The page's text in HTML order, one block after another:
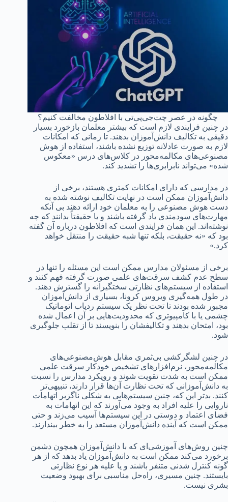
چگونه در عصر چت‌جی‌پی‌تی با افلاطون مخالفت کنیم؟
در چنین فرایندی لازم است که بیشتر معلمان بازخورد بسیار
دقیقی به تکالیف دانش‌آموزان بدهند. تا زمانی که امکانات
لازم به صورت عادلانه توزیع نشده باشند، استفاده از هوش
مصنوعی‌های مکالمه‌محور در کلاس‌های درس «معکوس
شده» می‌تواند نابرابری‌ها را تشدید کند.
در مدارسی که دارای امکانات کمتری هستند، برخی از
دانش‌آموزان ممکن است در نهایت تکالیف نوشته شده به
دست هوش مصنوعی را به معلمان خود ارائه دهند بی آنکه
مهارت‌های سودمندی یاد گرفته باشند و یا حقیقتاً بدانند که چه
نوشته‌اند. این همان فرایندی است که افلاطون درباره آن گفته
بود که «نه حقیقت، بلکه تنها شبه حقیقت را منتقل خواهد
کرد.»
برخی از مسئولان مدارس ممکن است این مسئله را تنها در
سطح عدم کشف سرقت‌های علمی صورت گرفته فهم کنند و
استفاده از سیستم‌های نظارتی سختگیرانه را گسترش دهند.
در طول همه‌گیری ویروس کرونا، بسیاری از دانش‌آموزان
مجبور شده بودند تا تحت نظر یک سیستم ردیاب اتوماتیک
چشمی یا با کامپیوتری که محدودیت‌هایی بر آن اعمال شده
بود، امتحان بدهند و تکالیفشان را بنویسند تا از تقلب جلوگیری
شود.
در چنین لشگرکشی بی‌ثمری مقابل هوش‌مصنوعی‌های
مکالمه‌محور، نرم‌افزار‌های تشخیص خودکار سرقت علمی
ممکن است به شدت تقویت شوند و رویکرد مدارس را نسبت
به دانش‌آموزانی که تحت نظارت آن‌ها قرار دارند، تنبیهی‌تر
کنند. بدتر این که، چنین سیستم‌هایی به شکلی ناگزیر اتهامات
ناروایی را علیه افراد به وجود می‌آورند که این اتهامات به
فضای اعتماد و دوستی در این سیستم‌ها آسیب می‌زند و حتی
ممکن است که آینده دانش‌آموزان مستعد را به خطر بیندازند.
چنین روش‌های آموزشی‌ای که با دانش‌آموزان همچون دشمن
برخورد می‌کند ممکن است به دانش‌آموزان یاد بدهد که از هر
گونه کنترل شدنی متنفر باشند و یا علیه هر نوع نظارتی
بایستند. چنین مسیری، راه‌حل مناسبی برای بهبود وضعیت
بشری نیست.